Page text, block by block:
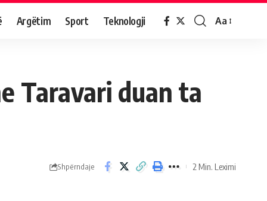
Argëtim Sport Teknologji Aa
Taravari duan ta
Shpërndaje 2 Min. Leximi